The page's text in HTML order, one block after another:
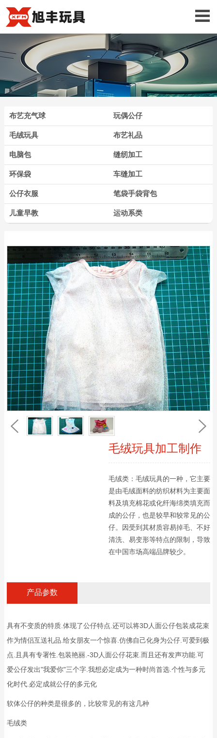
布艺充气球 玩偶公仔
毛绒玩具 布艺礼品
电脑包 缝纫加工
环保袋 车缝加工
公仔衣服 笔袋手袋背包
儿童早教 运动系类
毛绒玩具加工制作
毛绒类：毛绒玩具的一种，它主要
是由毛绒面料的纺织材料为主要面
料及填充棉花或化纤海绵类填充而
成的公仔，也是较早和较常见的公
仔。因受到其材质容易掉毛、不好
清洗、易变形等特点的限制，导致
在中国市场高端品牌较少。
产品参数
具有不变质的特质.体现了公仔特点.还可以将3D人面公仔包装成花束
作为情侣互送礼品.给女朋友一个惊喜.仿佛自己化身为公仔.可爱到极
点.且具有专署性.包装艳丽.-3D人面公仔花束.而且还有发声功能.可
爱公仔发出"我爱你"三个字.我想必定成为一种时尚首选.个性与多元
化时代.必定成就公仔的多元化
软体公仔的种类是很多的，比较常见的有这几种
毛绒类